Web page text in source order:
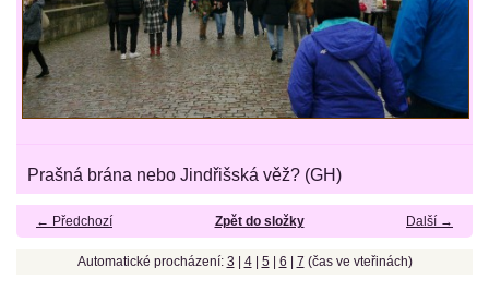
Prašná brána nebo Jindřišská věž? (GH)
← Předchozí Další →
Zpět do složky
Automatické procházení: 3 4| 5| 6 7 (čas ve vteřinách)